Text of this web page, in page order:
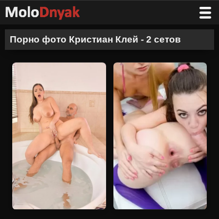
Порно фото Кристиан Клей - 2 сетов